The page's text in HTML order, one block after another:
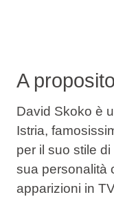
A
David Skoko è
Istria,
per il suo stile
sua personalità
apparizioni in